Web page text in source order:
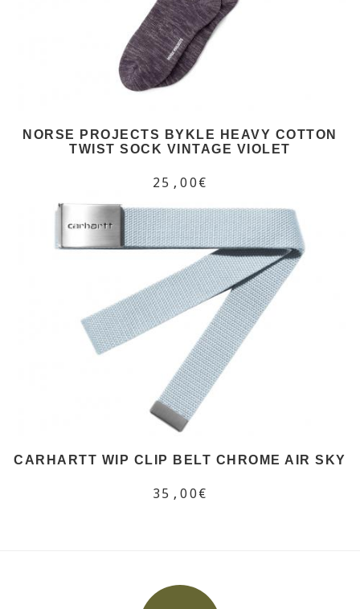
NORSE PROJECTS BYKLE HEAVY COTTON
TWIST SOCK VINTAGE VIOLET
25,00€
CARHARTT WIP CLIP BELT CHROME AIR SKY
35,00€